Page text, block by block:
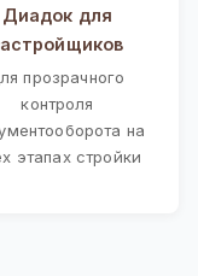
Диадок для
прозрачного
контроля
на
этапах стройки